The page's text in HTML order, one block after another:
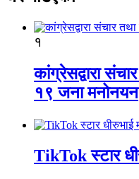
१
कांग्रेसद्वारा
१९ जना मनोनयन
TikTok स्टार